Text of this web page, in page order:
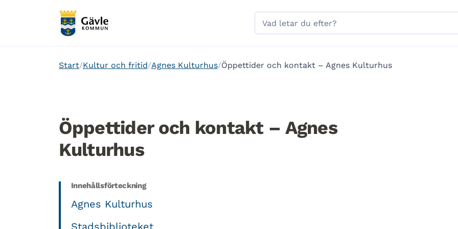
Sök
på
Start Kultur och fritid Agnes Kulturhus Öppettider och kontakt – Agnes Kulturhus
Öppettider och kontakt – Agnes
Kulturhus
Innehållsförteckning
Agnes Kulturhus
Stadsbiblioteket